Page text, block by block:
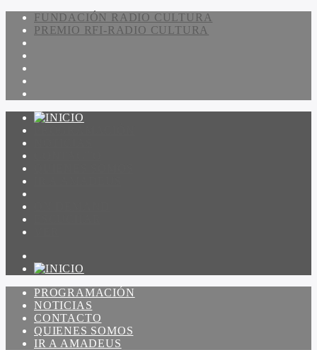
FUNDACIÓN RADIO CULTURA
PREMIO RFI-RADIO CULTURA
PROGRAMACIÓN
NOTICIAS
CONTACTO
QUIENES SOMOS
IR A AMADEUS